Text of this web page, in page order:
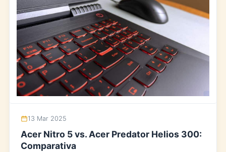
13 Mar 2025
Acer Nitro 5 vs. Acer Predator Helios 300:
Comparativa